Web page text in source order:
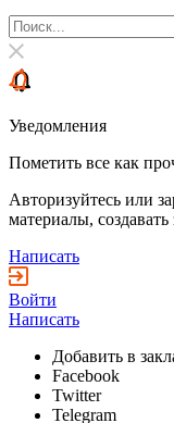
Уведомления
Пометить все как
Авторизуйтесь или
материалы,
Написать
Войти
Написать
Добавить в
Facebook
Twitter
Telegram